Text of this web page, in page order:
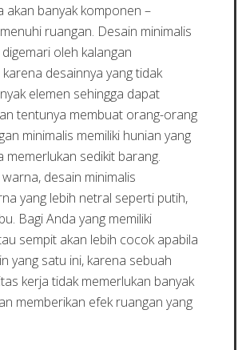
akan banyak komponen –
ruangan. Desain minimalis
oleh kalangan
desainnya yang tidak
elemen sehingga dapat
tentunya membuat orang-orang
minimalis memiliki hunian yang
memerlukan sedikit barang.
desain minimalis
yang lebih netral seperti putih,
Bagi Anda yang memiliki
sempit akan lebih cocok apabila
yang satu ini, karena sebuah
kerja tidak memerlukan banyak
memberikan efek ruangan yang